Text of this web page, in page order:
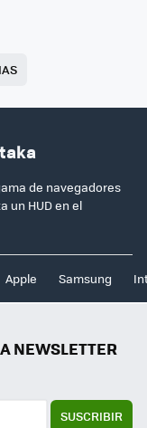
de navegadores
un HUD en el
Apple Samsung
NEWSLETTER
SUSCRIBIR